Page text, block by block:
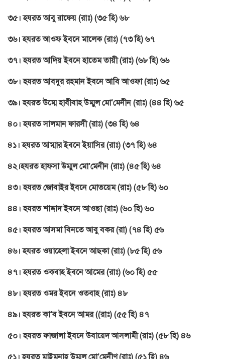
৩৫। হযরত আবু রাফেয় (রাঃ) (৩৫ হি) ৬৮
৩৬। হযরত আওফ ইবনে মালেক (রাঃ) (৭৩ হি) ৬৭
৩৭। হযরত আদিয় ইবনে হাতেম তায়ী (রাঃ) (৬৮ হি) ৬৬
৩৮। হযরত আবদুর রহমান ইবনে আবি আওফা (রাঃ) ৬৫
৩৯। হযরত উম্মে হাবীবাহ উম্মুল মো’মেনীন (রাঃ) (৪৪ হি) ৬৫
৪০। হযরত সালমান ফারসী (রাঃ) (৩৪ হি) ৬৪
৪১। হযরত আম্মার ইবনে ইয়াসির (রাঃ) (৩৭ হি) ৬৪
৪২।হযরত হাফসা উম্মুল মো’মেনীন (রাঃ) (৪৫ হি) ৬৪
৪৩। হযরত জোবাইর ইবনে মোতয়েম (রাঃ) (৫৮ হি) ৬০
৪৪। হযরত শাদ্দাদ ইবনে আওছা (রাঃ) (৬০ হি) ৬০
৪৫। হযরত আসমা বিনতে আবু বকর (রা) (৭৪ হি) ৫৬
৪৬। হযরত ওয়াহেলা ইবনে আছকা (রাঃ) (৮৫ হি) ৫৬
৪৭। হযরত ওকবাহ ইবনে আমের (রাঃ) (৬০ হি) ৫৫
৪৮। হযরত ওমর ইবনে ওতবাহ (রাঃ) ৪৮
৪৯। হযরত কা’ব ইবনে আমর ((রাঃ) (৫৫ হি) ৪৭
৫০।হযরত ফাজালা ইবনে উবায়েদ আসলামী(রাঃ) (৫৮ হি) ৪৬
৫১। হযরত মাইমুনাহ উম্মুল মো’মেনীণ (রাঃ) (৫১ হি) ৪৬